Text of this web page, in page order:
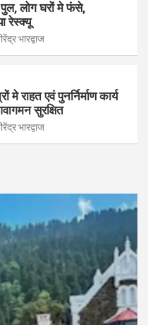
पुल, लोग घरों मे फंसे,
रेस्क्यू
भारद्वाज
मे राहत एवं पुनर्निर्माण कार्य
सुरक्षित
भारद्वाज